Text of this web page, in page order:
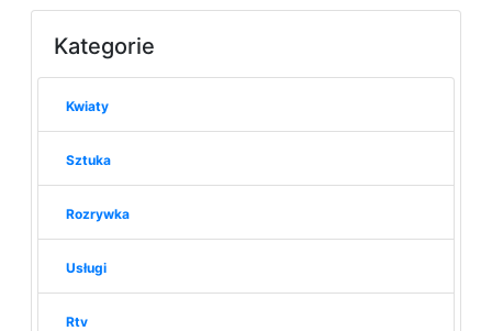
Kategorie
Kwiaty
Sztuka
Rozrywka
Usługi
Rtv